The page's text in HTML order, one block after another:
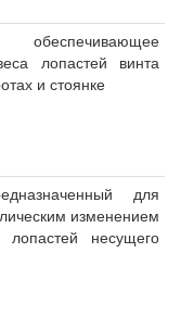
лопастей винта
и стоянке
для
изменением
лопастей несущего